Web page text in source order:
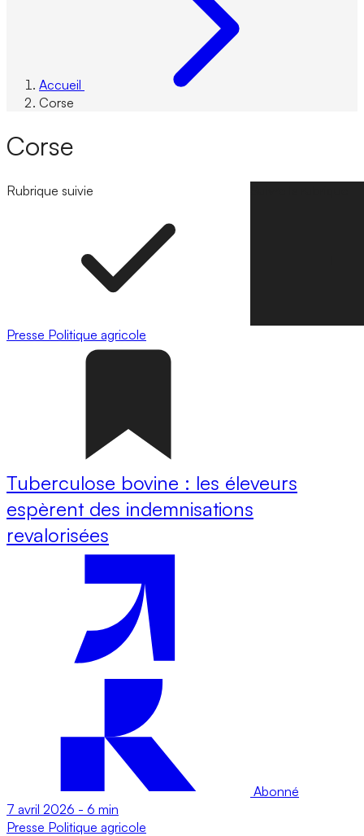
Accueil
Corse
Corse
Rubrique suivie
Presse Politique agricole
Tuberculose bovine : les éleveurs
espèrent des indemnisations
revalorisées
Abonné
7 avril 2026 - 6 min
Presse Politique agricole